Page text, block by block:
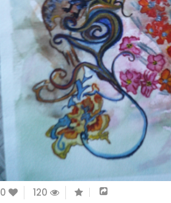
0 120